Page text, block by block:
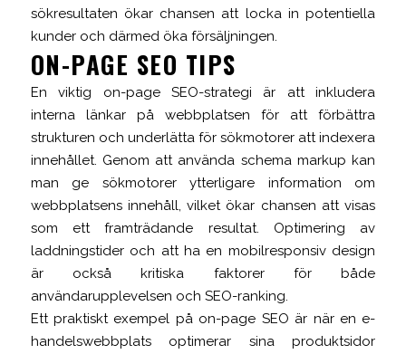
sökresultaten ökar chansen att locka in potentiella
kunder och därmed öka försäljningen.
ON-PAGE SEO TIPS
En viktig on-page SEO-strategi är att inkludera
interna länkar på webbplatsen för att förbättra
strukturen och underlätta för sökmotorer att indexera
innehållet. Genom att använda schema markup kan
man ge sökmotorer ytterligare information om
webbplatsens innehåll, vilket ökar chansen att visas
som ett framträdande resultat. Optimering av
laddningstider och att ha en mobilresponsiv design
är också kritiska faktorer för både
användarupplevelsen och SEO-ranking.
Ett praktiskt exempel på on-page SEO är när en e-
handelswebbplats optimerar sina produktsidor